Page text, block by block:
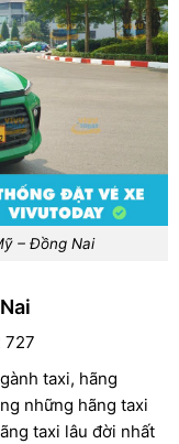
– Đồng Nai
727
taxi, hãng
những hãng taxi
taxi lâu đời nhất